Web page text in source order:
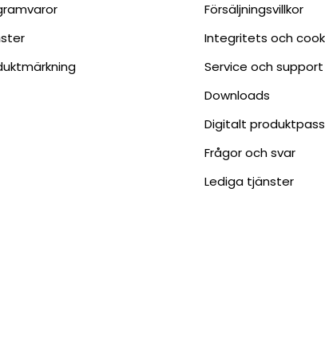
Försäljningsvillkor
Integritets och
Service och support
Downloads
Digitalt produktpass
Frågor och svar
Lediga tjänster